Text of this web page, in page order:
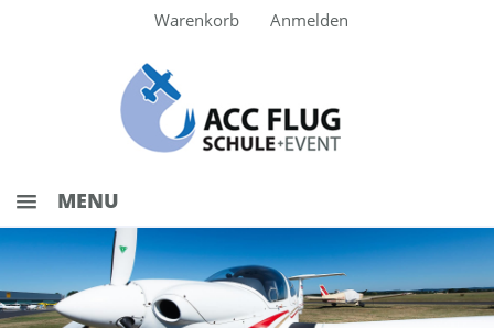
Warenkorb Anmelden
MENU
HIGHLIGHTS
TOUREN